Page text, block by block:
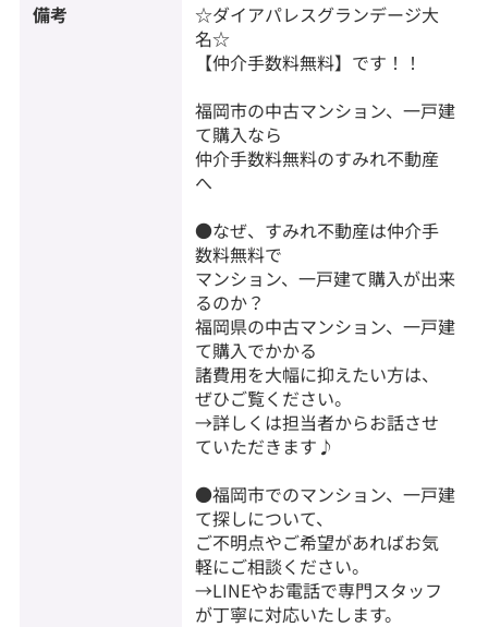
備考
☆ダイアパレスグランデージ大
名☆
【仲介手数料無料】です！！
福岡市の中古マンション、一戸建
て購入なら
仲介手数料無料のすみれ不動産
へ
●なぜ、すみれ不動産は仲介手
数料無料で
マンション、一戸建て購入が出来
るのか？
福岡県の中古マンション、一戸建
て購入でかかる
諸費用を大幅に抑えたい方は、
ぜひご覧ください。
→詳しくは担当者からお話させ
ていただきます♪
●福岡市でのマンション、一戸建
て探しについて、
ご不明点やご希望があればお気
軽にご相談ください。
→LINEやお電話で専門スタッフ
が丁寧に対応いたします。